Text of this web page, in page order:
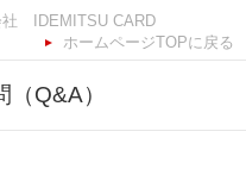
ホームページTOPに戻る
Q&A）